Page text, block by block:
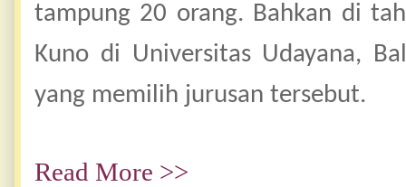
tampung 20 orang. Bahkan di
Kuno di Universitas Udayana,
yang memilih jurusan tersebut.
Read More >>